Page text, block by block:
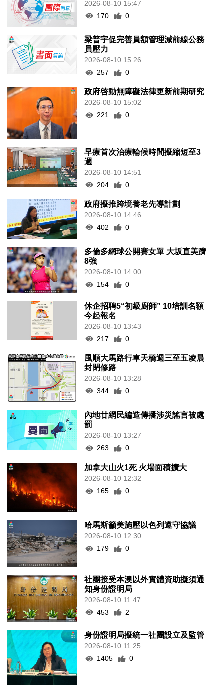
2026-08-10 15:47
170
0
梁普宇促完善員額管理減前線公務
員壓力
2026-08-10 15:26
257
0
政府啓動無障礙法律更新前期研究
2026-08-10 15:02
221
0
早療首次治療輪候時間擬縮短至3
週
2026-08-10 14:51
204
0
政府擬推跨境養老先導計劃
2026-08-10 14:46
402
0
多倫多網球公開賽女單 大坂直美躋
8強
2026-08-10 14:00
154
0
休企招聘5“初級廚師” 10培訓名額
今起報名
2026-08-10 13:43
217
0
風順大馬路行車天橋週三至五凌晨
封閉修路
2026-08-10 13:28
344
0
內地廿網民編造傳播涉災謠言被處
罰
2026-08-10 13:27
263
0
加拿大山火1死 火場面積擴大
2026-08-10 12:32
165
0
哈馬斯籲美施壓以色列遵守協議
2026-08-10 12:30
179
0
社團接受本澳以外實體資助擬須通
知身份證明局
2026-08-10 11:47
453
2
身份證明局擬統一社團設立及監管
2026-08-10 11:25
1405
0